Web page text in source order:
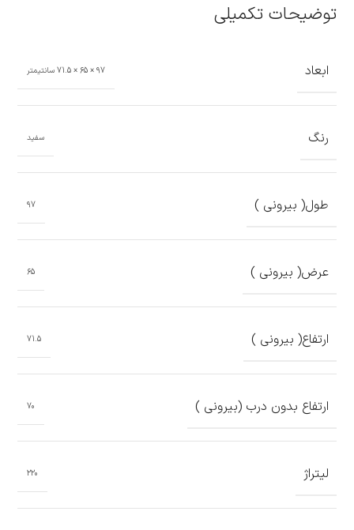
توضیحات تکمیلی
ابعاد 97 × 65 × 71.5 سانتیمتر
رنگ سفید
طول( بیرونی ) 97
عرض( بیرونی ) 65
ارتفاع( بیرونی ) 71.5
ارتفاع بدون درب (بیرونی ) 70
لیتراژ 220